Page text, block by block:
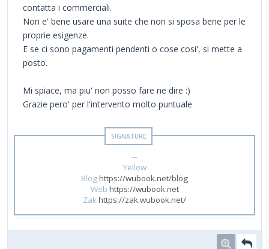
contatta i commerciali.
Non e' bene usare una suite che non si sposa bene per le
proprie esigenze.
E se ci sono pagamenti pendenti o cose cosi', si mette a
posto.
Mi spiace, ma piu' non posso fare ne dire :)
Grazie pero' per l'intervento molto puntuale
--
Yellow
Bloghttps://wubook.net/blog
Web https://wubook.net
Zakhttps://zak.wubook.net/